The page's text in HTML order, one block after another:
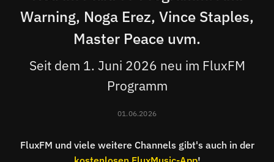
Warning, Noga Erez, Vince Staples,
Master Peace uvm.
Seit dem 1. Juni 2026 neu im FluxFM
Programm
01.06.2026
FluxFM und viele weitere Channels gibt's auch in der